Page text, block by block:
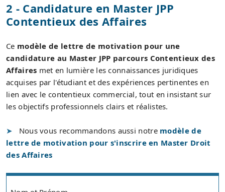
2 - Candidature en Master JPP
Contentieux des Affaires
Ce modèle de lettre de motivation pour une
candidature au Master JPP parcours Contentieux des
Affaires met en lumière les connaissances juridiques
acquises par l'étudiant et des expériences pertinentes en
lien avec le contentieux commercial, tout en insistant sur
les objectifs professionnels clairs et réalistes.
Nous vous recommandons aussi notre modèle de
lettre de motivation pour s'inscrire en Master Droit
des Affaires